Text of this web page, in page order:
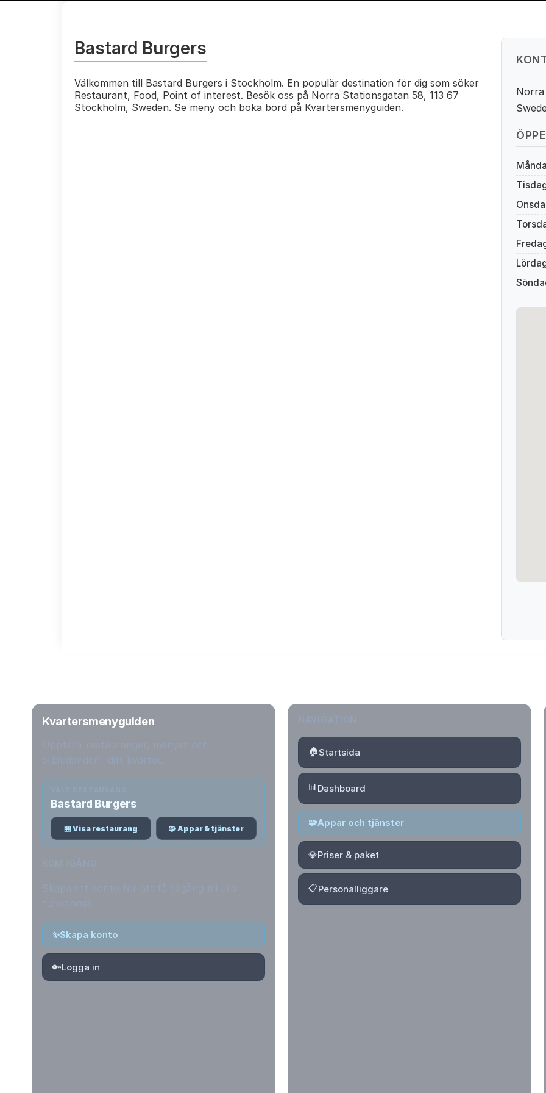
Bastard Burgers
Välkommen till Bastard Burgers i Stockholm. En populär destination för dig som söker
Restaurant, Food, Point of interest. Besök oss på Norra Stationsgatan 58, 113 67
Stockholm, Sweden. Se meny och boka bord på Kvartersmenyguiden.
Norra
Kvartersmenyguiden
Bastard Burgers
🏪 Visa restaurang 🧩 Appar & tjänster
✨Skapa konto
🔑Logga in
🏠Startsida
📊Dashboard
🧩Appar och tjänster
💎Priser & paket
📋Personalliggare